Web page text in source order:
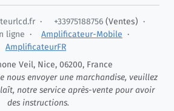
· +33975188756 (Ventes) ·
ligne · Amplificateur-Mobile ·
AmplificateurFR
Veil, Nice, 06200, France
nous envoyer une marchandise, veuillez
notre service après-vente pour avoir
des instructions.